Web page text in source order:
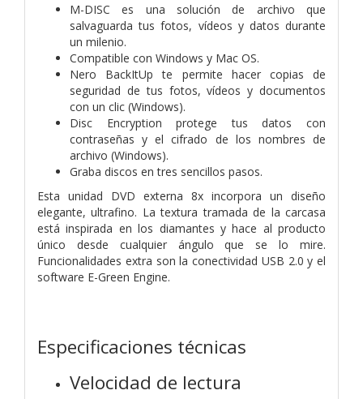
M-DISC es una solución de archivo que
salvaguarda tus fotos, vídeos y datos durante
un milenio.
Compatible con Windows y Mac OS.
Nero BackItUp te permite hacer copias de
seguridad de tus fotos, vídeos y documentos
con un clic (Windows).
Disc Encryption protege tus datos con
contraseñas y el cifrado de los nombres de
archivo (Windows).
Graba discos en tres sencillos pasos.
Esta unidad DVD externa 8x incorpora un diseño
elegante, ultrafino. La textura tramada de la carcasa
está inspirada en los diamantes y hace al producto
único desde cualquier ángulo que se lo mire.
Funcionalidades extra son la conectividad USB 2.0 y el
software E-Green Engine.
Especificaciones técnicas
Velocidad de lectura